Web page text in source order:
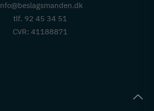
tlf. 92 45 34 51
CVR: 41188871